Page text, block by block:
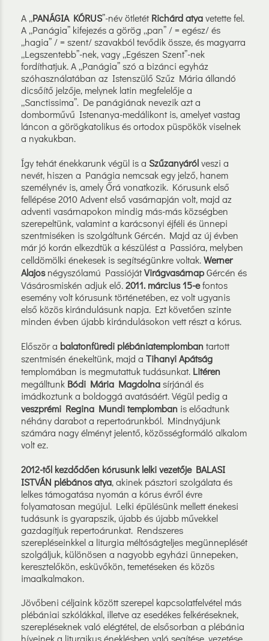
A „PANÁGIA KÓRUS”-név ötletétRichárd atyavetette fel.
A „Panágia” kifejezés a görög „pan” / = egész/ és
„hagia” / = szent/ szavakból tevődik össze, és magyarra
„Legszentebb”-nek, vagy „Egészen Szent”-nek
fordíthatjuk. A „Panágia” szó a bizánci egyház
szóhasználatában az Istenszülő Szűz Mária állandó
dicsőítő jelzője, melynek latin megfelelője a
„Sanctissima”. De panágiának nevezik azt a
domborművű Istenanya-medálikont is, amelyet vastag
láncon a görögkatolikus és ortodox püspökök viselnek
a nyakukban.
Így tehát énekkarunk végül is a Szűzanyárólveszi a
nevét, hiszen a Panágia nemcsak egy jelző, hanem
személynév is, amely Őrá vonatkozik. Kórusunk első
fellépése 2010 Advent első vasárnapján volt, majd az
adventi vasárnapokon mindig más-más községben
szerepeltünk, valamint a karácsonyi éjféli és ünnepi
szentmiséken is szolgáltunk Gércén. Majd az új évben
már jó korán elkezdtük a készülést a Passióra, melyben
celldömölki énekesek is segítségünkre voltak.Werner
Alajosnégyszólamú PassiójátVirágvasárnapGércén és
Vásárosmiskén adjuk elő.2011. március 15-efontos
esemény volt kórusunk történetében, ez volt ugyanis
első közös kirándulásunk napja. Ezt követően szinte
minden évben újabb kirándulásokon vett részt a kórus.
Először a balatonfüredi plébániatemplombantartott
szentmisén énekeltünk, majd a Tihanyi Apátság
templomában is megmutattuk tudásunkat. Litéren
megálltunk Bódi Mária Magdolnasírjánál és
imádkoztunk a boldoggá avatásáért. Végül pedig a
veszprémi Regina Mundi templomban is előadtunk
néhány darabot a repertoárunkból. Mindnyájunk
számára nagy élményt jelentő, közösségformáló alkalom
volt ez.
2012-től kezdődően kórusunk lelki vezetője BALASI
ISTVÁN plébános atya, akinek pásztori szolgálata és
lelkes támogatása nyomán a kórus évről évre
folyamatosan megújul. Lelki épülésünk mellett énekesi
tudásunk is gyarapszik, újabb és újabb művekkel
gazdagítjuk repertoárunkat. Rendszeres
szerepléseinkkel a liturgia méltóságteljes megünneplését
szolgáljuk, különösen a nagyobb egyházi ünnepeken,
keresztelőkön, esküvőkön, temetéseken és közös
imaalkalmakon.
Jövőbeni céljaink között szerepel kapcsolatfelvétel más
plébániai szkólákkal, illetve az esedékes felkéréseknek,
szerepléseknek való elégtétel, de elsősorban a plébánia
híveinek a liturgikus éneklésben való segítése, vezetése,